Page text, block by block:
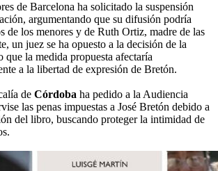
de Barcelona ha solicitado la suspensión
argumentando que su difusión podría
de los menores y de Ruth Ortiz, madre de las
un juez se ha opuesto a la decisión de la
que la medida propuesta afectaría
a la libertad de expresión de Bretón.
de Córdoba ha pedido a la Audiencia
las penas impuestas a José Bretón debido a
del libro, buscando proteger la intimidad de